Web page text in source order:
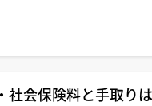
会保険料と手取り